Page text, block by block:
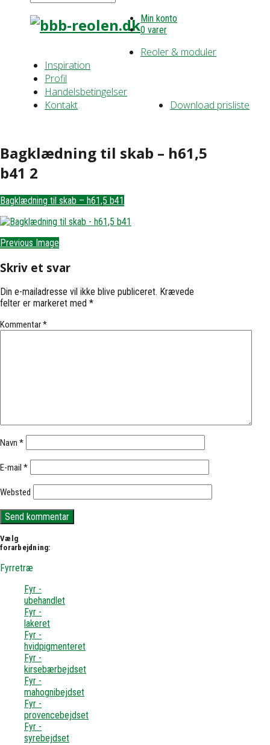
Min konto
0 varer
Reoler & moduler
Inspiration
Profil
Handelsbetingelser
Download prisliste
Kontakt
Bagklædning til skab – h61,5
b41 2
Bagklædning til skab – h61,5 b41
Previous Image
Skriv et svar
Din e-mailadresse vil ikke blive publiceret. Krævede
felter er markeret med *
Kommentar*
Navn *
E-mail *
Websted
Vælg
forarbejdning:
Fyrretræ
Fyr -
ubehandlet
Fyr -
lakeret
Fyr -
hvidpigmenteret
Fyr -
kirsebærbejdset
Fyr -
mahognibejdset
Fyr -
provencebejdset
Fyr -
syrebejdset